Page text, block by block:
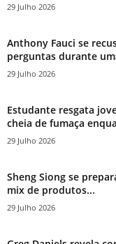
29 Julho 2026
Anthony Fauci se
perguntas durante
29 Julho 2026
Estudante resgata
cheia de fumaça
29 Julho 2026
Sheng Siong se
mix de produtos...
29 Julho 2026